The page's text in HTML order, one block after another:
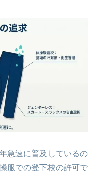
急速に普及しているの
服での登下校の許可で